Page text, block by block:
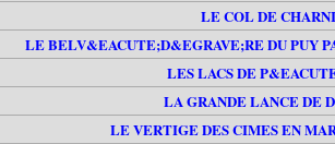
LE COL DE
LE BELV&EACUTE;D&EGRAVE;RE DU PUY
LES LACS DE
LA GRANDE LANCE DE
LE VERTIGE DES CIMES EN